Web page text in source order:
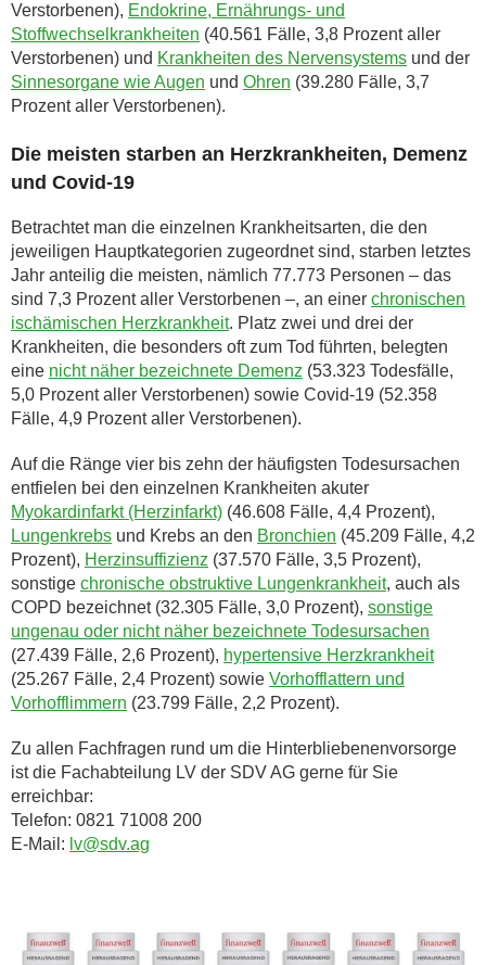
Verstorbenen), Endokrine, Ernährungs- und
Stoffwechselkrankheiten (40.561 Fälle, 3,8 Prozent aller
Verstorbenen) und Krankheiten des Nervensystems und der
Sinnesorgane wie Augen und Ohren (39.280 Fälle, 3,7
Prozent aller Verstorbenen).
Die meisten starben an Herzkrankheiten, Demenz
und Covid-19
Betrachtet man die einzelnen Krankheitsarten, die den
jeweiligen Hauptkategorien zugeordnet sind, starben letztes
Jahr anteilig die meisten, nämlich 77.773 Personen – das
sind 7,3 Prozent aller Verstorbenen –, an einer chronischen
ischämischen Herzkrankheit. Platz zwei und drei der
Krankheiten, die besonders oft zum Tod führten, belegten
eine nicht näher bezeichnete Demenz (53.323 Todesfälle,
5,0 Prozent aller Verstorbenen) sowie Covid-19 (52.358
Fälle, 4,9 Prozent aller Verstorbenen).
Auf die Ränge vier bis zehn der häufigsten Todesursachen
entfielen bei den einzelnen Krankheiten akuter
Myokardinfarkt (Herzinfarkt) (46.608 Fälle, 4,4 Prozent),
Lungenkrebs und Krebs an den Bronchien (45.209 Fälle, 4,2
Prozent), Herzinsuffizienz (37.570 Fälle, 3,5 Prozent),
sonstige chronische obstruktive Lungenkrankheit, auch als
COPD bezeichnet (32.305 Fälle, 3,0 Prozent), sonstige
ungenau oder nicht näher bezeichnete Todesursachen
(27.439 Fälle, 2,6 Prozent), hypertensive Herzkrankheit
(25.267 Fälle, 2,4 Prozent) sowie Vorhofflattern und
Vorhofflimmern (23.799 Fälle, 2,2 Prozent).
Zu allen Fachfragen rund um die Hinterbliebenenvorsorge
ist die Fachabteilung LV der SDV AG gerne für Sie
erreichbar:
Telefon: 0821 71008 200
E-Mail: lv@sdv.ag